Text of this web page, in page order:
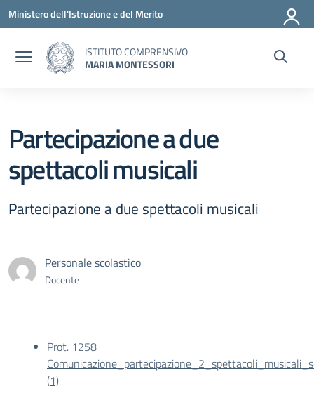
Vai ai contenuti
Vai al menu di navigazione
Vai al footer
Ministero dell'Istruzione e del Merito
ISTITUTO COMPRENSIVO
MARIA MONTESSORI
Partecipazione a due
spettacoli musicali
Partecipazione a due spettacoli musicali
Personale scolastico
Docente
Prot. 1258
(1)